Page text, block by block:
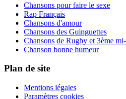
Chansons pour faire le sexe
Rap Français
Chansons d'amour
Chansons des Guinguettes
Chansons de Rugby et 3ème
Chanson bonne humeur
Plan de site
Mentions légales
Paramètres cookies